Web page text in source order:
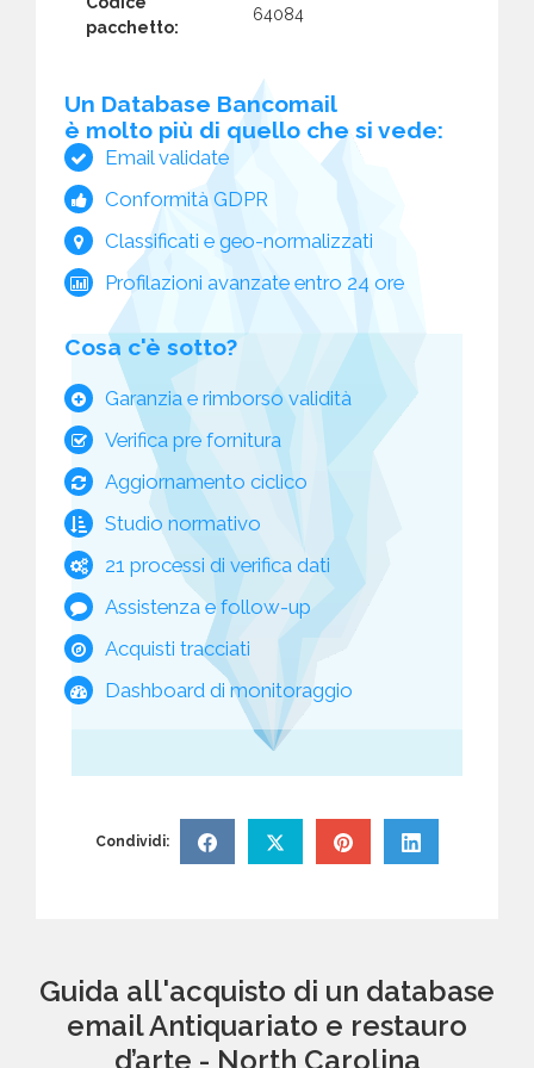
pacchetto:
64084
Un Database Bancomail
è molto più di quello che si vede:
Email validate
Conformità GDPR
Classificati e geo-normalizzati
Profilazioni avanzate entro 24 ore
Cosa c'è sotto?
Garanzia e rimborso validità
Verifica pre fornitura
Aggiornamento ciclico
Studio normativo
21 processi di verifica dati
Assistenza e follow-up
Acquisti tracciati
Dashboard di monitoraggio
Condividi:
Guida all'acquisto di un database
email Antiquariato e restauro
d’arte - North Carolina